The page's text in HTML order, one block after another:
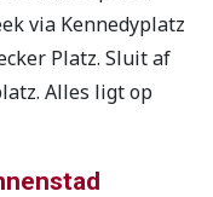
via Kennedyplatz
Platz. Sluit af
Alles ligt op